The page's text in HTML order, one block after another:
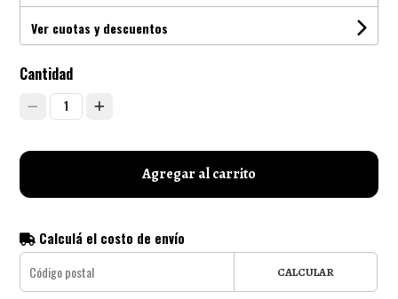
Ver cuotas y descuentos
Cantidad
1
Agregar al carrito
Calculá el costo de envío
CALCULAR